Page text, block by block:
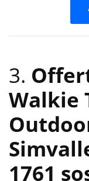
3.
Walkie
1761